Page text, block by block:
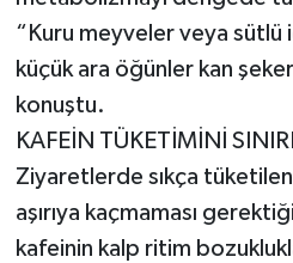
“Kuru meyveler veya sütlü
küçük ara öğünler kan
konuştu.
KAFEİN TÜKETİMİNİ
Ziyaretlerde sıkça
aşırıya kaçmaması
kafeinin kalp ritim